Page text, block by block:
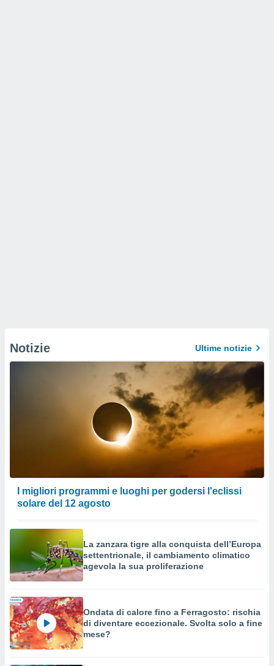
Notizie Ultime notizie
I migliori programmi e luoghi per godersi l'eclissi
solare del 12 agosto
La zanzara tigre alla conquista dell’Europa
settentrionale, il cambiamento climatico
agevola la sua proliferazione
Ondata di calore fino a Ferragosto: rischia
di diventare eccezionale. Svolta solo a fine
mese?